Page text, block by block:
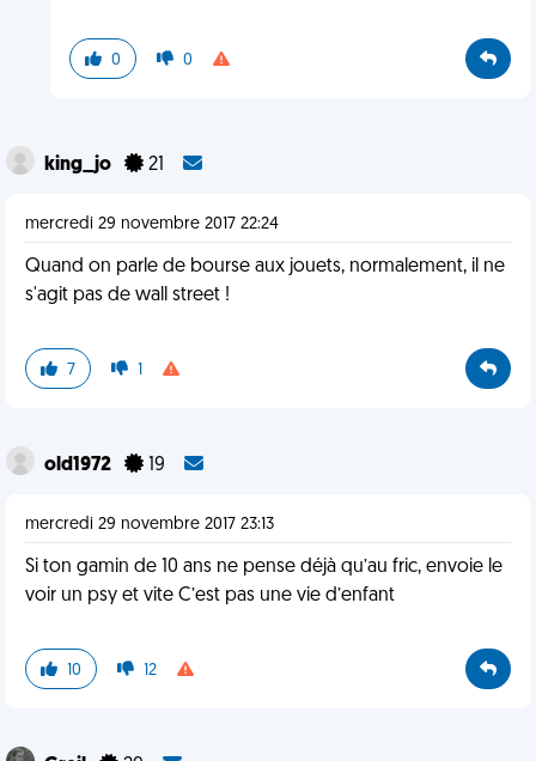
0 0
king_jo 21
mercredi 29 novembre 2017 22:24
Quand on parle de bourse aux jouets, normalement, il ne
s'agit pas de wall street !
7 1
old1972 19
mercredi 29 novembre 2017 23:13
Si ton gamin de 10 ans ne pense déjà qu’au fric, envoie le
voir un psy et vite C’est pas une vie d’enfant
10 12